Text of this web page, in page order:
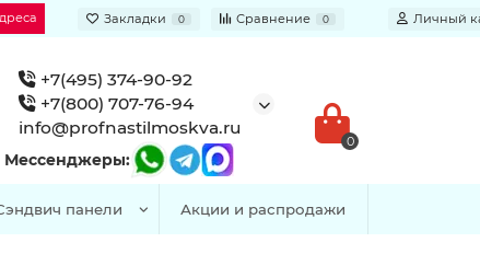
Закладки 0 Сравнение 0 Личный
+7(495) 374-90-92
+7(800) 707-76-94
info@profnastilmoskva.ru
Мессенджеры:
0
панели Акции и распродажи